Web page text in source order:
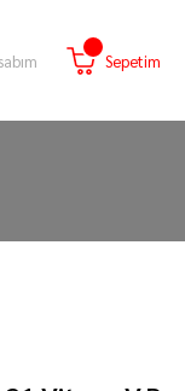
Sepetim